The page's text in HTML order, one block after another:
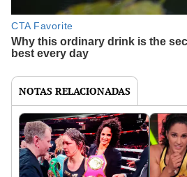
NOTAS RELACIONADAS